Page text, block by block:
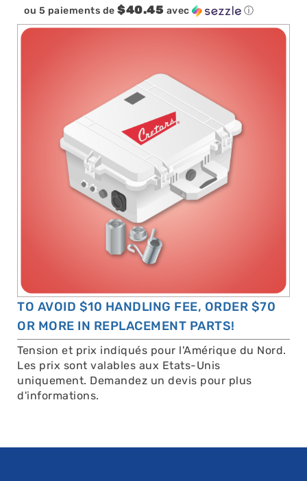
TO AVOID $10 HANDLING FEE, ORDER $70
OR MORE IN REPLACEMENT PARTS!
Tension et prix indiqués pour l'Amérique du Nord.
Les prix sont valables aux Etats-Unis
uniquement. Demandez un devis pour plus
d'informations.
ou 5 paiements de $40.45 avec ⓘ